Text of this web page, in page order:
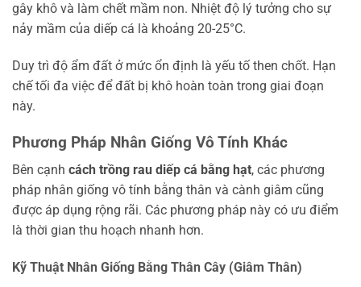
gây khô và làm chết mầm non. Nhiệt độ lý tưởng cho sự
nảy mầm của diếp cá là khoảng 20-25°C.
Duy trì độ ẩm đất ở mức ổn định là yếu tố then chốt. Hạn
chế tối đa việc để đất bị khô hoàn toàn trong giai đoạn
này.
Phương Pháp Nhân Giống Vô Tính Khác
Bên cạnh cách trồng rau diếp cá bằng hạt, các phương
pháp nhân giống vô tính bằng thân và cành giâm cũng
được áp dụng rộng rãi. Các phương pháp này có ưu điểm
là thời gian thu hoạch nhanh hơn.
Kỹ Thuật Nhân Giống Bằng Thân Cây (Giâm Thân)